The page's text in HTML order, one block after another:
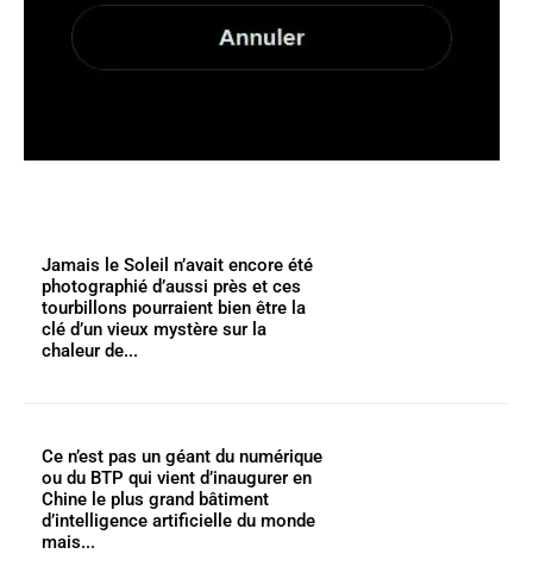
Jamais le Soleil n’avait encore été
photographié d’aussi près et ces
tourbillons pourraient bien être la
clé d’un vieux mystère sur la
chaleur de...
Ce n’est pas un géant du numérique
ou du BTP qui vient d’inaugurer en
Chine le plus grand bâtiment
d’intelligence artificielle du monde
mais...